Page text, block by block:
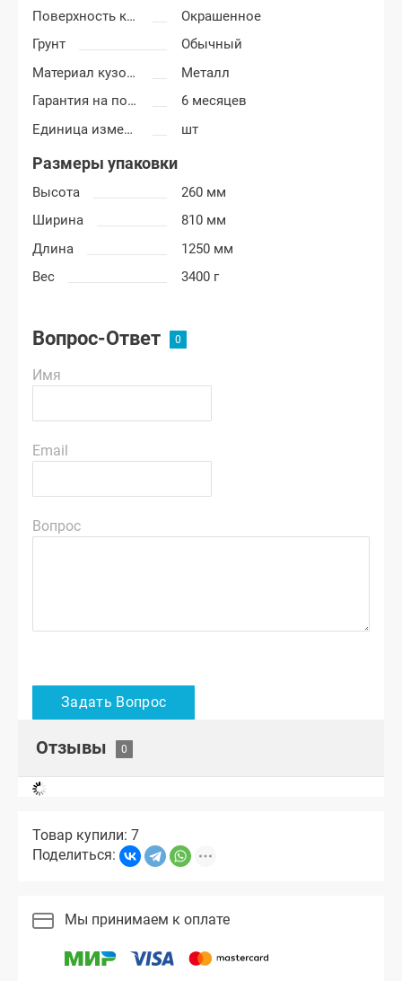
Поверхность крыла
Окрашенное
Грунт
Обычный
Материал кузовных деталей
Металл
Гарантия на покраску
6 месяцев
Единица измерения
шт
Размеры упаковки
Высота
260 мм
Ширина
810 мм
Длина
1250 мм
Вес
3400 г
Вопрос-Ответ
Имя
Email
Вопрос
Отзывы
Товар купили: 7
Поделиться:
Мы принимаем к оплате